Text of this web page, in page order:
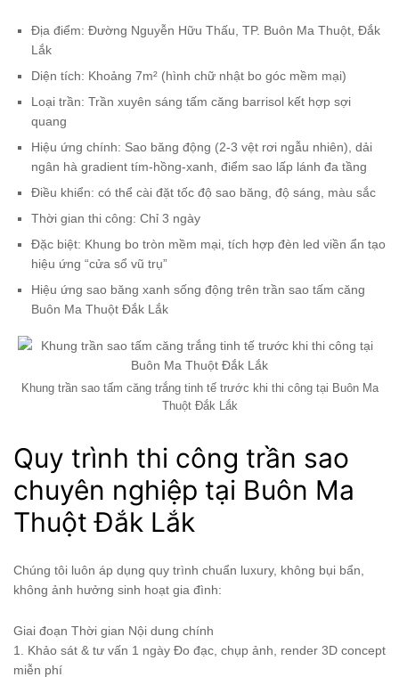
Địa điểm: Đường Nguyễn Hữu Thấu, TP. Buôn Ma Thuột, Đắk
Lắk
Diện tích: Khoảng 7m² (hình chữ nhật bo góc mềm mại)
Loại trần: Trần xuyên sáng tấm căng barrisol kết hợp sợi
quang
Hiệu ứng chính: Sao băng động (2-3 vệt rơi ngẫu nhiên), dải
ngân hà gradient tím-hồng-xanh, điểm sao lấp lánh đa tầng
Điều khiển: có thể cài đặt tốc độ sao băng, độ sáng, màu sắc
Thời gian thi công: Chỉ 3 ngày
Đặc biệt: Khung bo tròn mềm mại, tích hợp đèn led viền ẩn tạo
hiệu ứng “cửa sổ vũ trụ”
Hiệu ứng sao băng xanh sống động trên trần sao tấm căng
Buôn Ma Thuột Đắk Lắk
Khung trần sao tấm căng trắng tinh tế trước khi thi công tại Buôn Ma
Thuột Đắk Lắk
Quy trình thi công trần sao
chuyên nghiệp tại Buôn Ma
Thuột Đắk Lắk
Chúng tôi luôn áp dụng quy trình chuẩn luxury, không bụi bẩn,
không ảnh hưởng sinh hoạt gia đình:
Giai đoạn Thời gian Nội dung chính
1. Khảo sát & tư vấn 1 ngày Đo đạc, chụp ảnh, render 3D concept
miễn phí